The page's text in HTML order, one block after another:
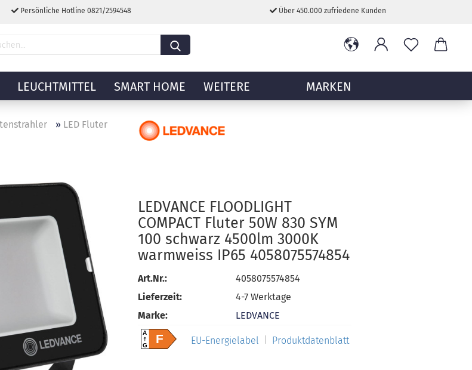
Persönliche Hotline 0821/2594548 Über 450.000 zufriedene Kunden
LEUCHTMITTEL SMART HOME MARKEN
WEITERE
» LED Fluter
LEDVANCE FLOODLIGHT
COMPACT Fluter 50W 830 SYM
100 schwarz 4500lm 3000K
warmweiss IP65 4058075574854
Art.Nr.:
4058075574854
Lieferzeit:
4-7 Werktage
Marke:
LEDVANCE
A
GF EU-Energielabel Produktdatenblatt